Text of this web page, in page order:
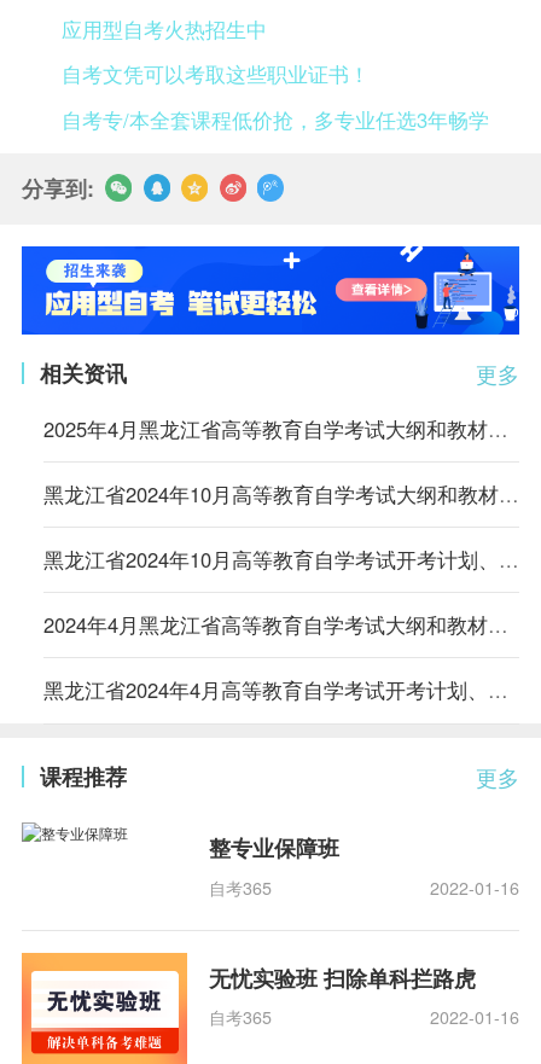
应用型自考火热招生中
自考文凭可以考取这些职业证书！
自考专/本全套课程低价抢，多专业任选3年畅学
分享到:
更多
相关资讯
2025年4月黑龙江省高等教育自学考试大纲和教材目录
黑龙江省2024年10月高等教育自学考试大纲和教材目录
黑龙江省2024年10月高等教育自学考试开考计划、考试大纲和教材目录的通知
2024年4月黑龙江省高等教育自学考试大纲和教材目录
黑龙江省2024年4月高等教育自学考试开考计划、考试大纲和教材目录的通知
更多
课程推荐
整专业保障班
自考365 2022-01-16
无忧实验班 扫除单科拦路虎
自考365 2022-01-16